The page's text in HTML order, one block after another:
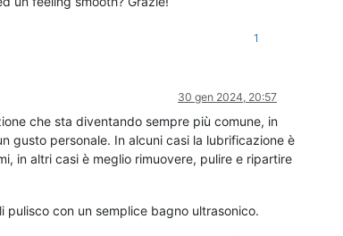
1
30 gen 2024, 20:57
che sta diventando sempre più comune, in
gusto personale. In alcuni casi la lubrificazione è
in altri casi è meglio rimuovere, pulire e ripartire
con un semplice bagno ultrasonico.